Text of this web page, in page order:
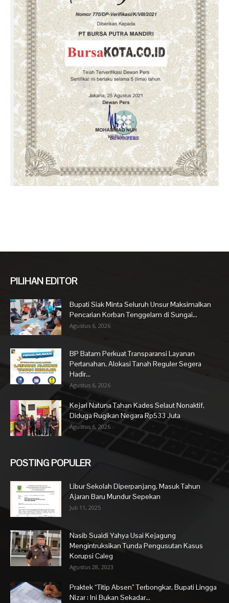
PILIHAN EDITOR
Bupati Siak Minta Seluruh Unsur Maksimalkan
Pencarian Korban Tenggelam di Sungai...
Agustus 6, 2026
BP Batam Perkuat Transparansi Layanan
Pertanahan, Alokasi Tanah Reguler Segera
Hadir...
Agustus 6, 2026
Kejari Natuna Tahan Kades Selaut Nonaktif,
Diduga Rugikan Negara Rp533 Juta
Agustus 6, 2026
POSTING POPULER
Libur Sekolah Diperpanjang, Masuk Tahun
Ajaran Baru Mundur Sepekan
Juli 11, 2025
Nasib Suaidi Yahya Usai Kejagung
Mengintruksikan Tunda Pengusutan Kasus
Korupsi Caleg
Agustus 28, 2023
Praktek “Titip Absen” Terbongkar, Bupati Lingga
Nizar : Ini Bukan Sekadar...